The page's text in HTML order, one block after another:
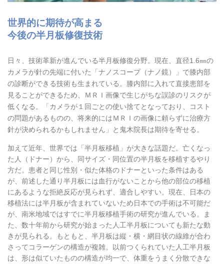
世界的に期待が高まる
今後の半月板修復技術
日々、技術革新が進んでいる半月板修復分野。現在、直径1.6㎜の
カメラが針の先端に付いた「ナノスコープ（ナノ鏡）」で膝内部
の診断ができる技術も生まれている。膝内部に入れて直接患部を
見ることができるため、ＭＲＩ画像で生じがちな誤診のリスクが
低くなる。「カメラが１回ごとの使い捨てとなっており、コスト
の問題があるものの、将来的にはＭＲＩの画像に頼らずに治療方
針が決められるかもしれません」と鬼木院長は期待を寄せる。
加えて近年、世界では「半月板移植」が大きな話題だ。亡くなっ
た人（ドナー）から、同サイズ・同位置の半月板を移植するやり
方だ。患者と同じ性別・似た体格のドナーといった条件はある
が、前述した通り半月板には血行がないことから他の部位の移植
にあるような拒絶反応が見られず、適合しやすい。現在、日本の
移植法には半月板が含まれていないため日本での手術は不可能だ
が、南米地域ではすでに半月板移植手術の研究が進んでいる。ま
た、数十年前から研究が始まった人工半月板についても新たな動
きが見られる。もともと、半月板は縦・横・網目状の線維が合わ
さってコラーゲンの構造が複雑。以前つくられていた人工半月板
は、形は似ていたものの構造が均一で、体重をうまく分散できな